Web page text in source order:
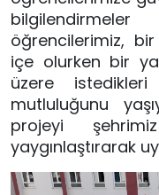
öğrencilerimiz,
içe olurken bir
üzere
mutluluğunu
projeyi
yaygınlaştırarak